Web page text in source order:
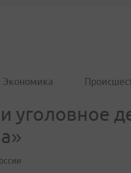
Экономика
уголовное